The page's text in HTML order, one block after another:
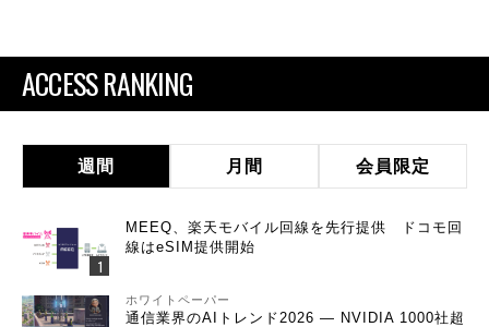
ACCESS RANKING
週間 月間 会員限定
MEEQ、楽天モバイル回線を先行提供 ドコモ回
線はeSIM提供開始
ホワイトペーパー
通信業界のAIトレンド2026 ― NVIDIA 1000社超